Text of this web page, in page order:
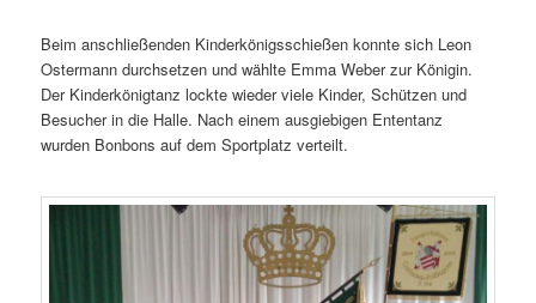
Beim anschließenden Kinderkönigsschießen konnte sich Leon
Ostermann durchsetzen und wählte Emma Weber zur Königin.
Der Kinderkönigtanz lockte wieder viele Kinder, Schützen und
Besucher in die Halle. Nach einem ausgiebigen Ententanz
wurden Bonbons auf dem Sportplatz verteilt.